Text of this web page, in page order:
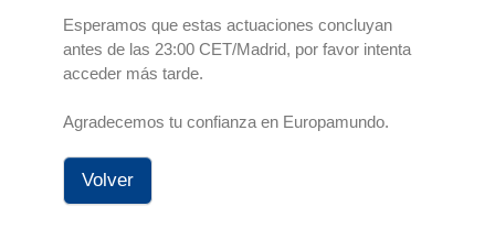
Esperamos que estas actuaciones concluyan
antes de las 23:00 CET/Madrid, por favor intenta
acceder más tarde.
Agradecemos tu confianza en Europamundo.
Volver